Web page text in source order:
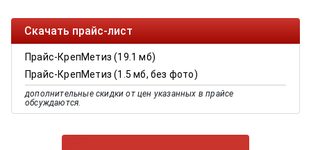
Скачать прайс-лист
Прайс-КрепМетиз (19.1 мб)
Прайс-КрепМетиз (1.5 мб, без фото)
дополнительные скидки от цен указанных в прайсе
обсуждаются.